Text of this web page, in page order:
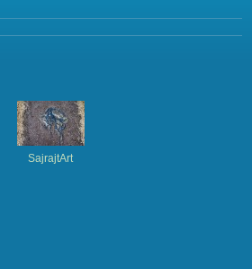
SajrajtArt